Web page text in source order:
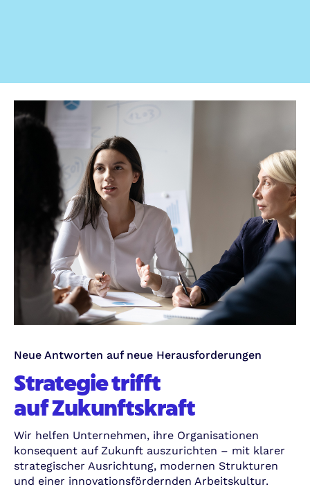
Neue Antworten auf neue Herausforderungen
Strategie trifft
auf Zukunftskraft
Wir helfen Unternehmen, ihre Organisationen
konsequent auf Zukunft auszurichten – mit klarer
strategischer Ausrichtung, modernen Strukturen
und einer innovationsfördernden Arbeitskultur.